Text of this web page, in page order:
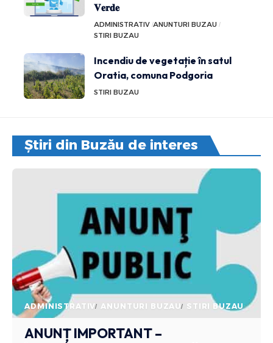
𝐕𝐞𝐫𝐝𝐞
ADMINISTRATIV ANUNTURI BUZAU
STIRI BUZAU
Incendiu de vegetație în satul
Oratia, comuna Podgoria
STIRI BUZAU
Știri din Buzău de interes
ADMINISTRATIV ANUNTURI BUZAU STIRI BUZAU
ANUNȚ IMPORTANT –